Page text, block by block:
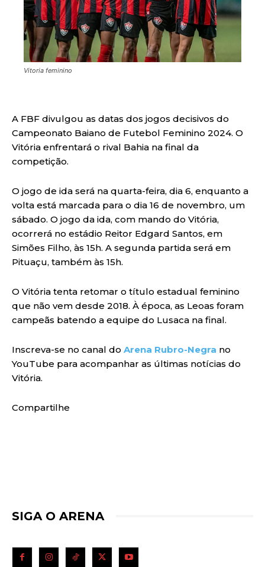
Vitoria feminino
A FBF divulgou as datas dos jogos decisivos do
Campeonato Baiano de Futebol Feminino 2024. O
Vitória enfrentará o rival Bahia na final da
competição.
O jogo de ida será na quarta-feira, dia 6, enquanto a
volta está marcada para o dia 16 de novembro, um
sábado. O jogo da ida, com mando do Vitória,
ocorrerá no estádio Reitor Edgard Santos, em
Simões Filho, às 15h. A segunda partida será em
Pituaçu, também às 15h.
O Vitória tenta retomar o título estadual feminino
que não vem desde 2018. À época, as Leoas foram
campeãs batendo a equipe do Lusaca na final.
Inscreva-se no canal do Arena Rubro-Negra no
YouTube para acompanhar as últimas notícias do
Vitória.
Compartilhe
SIGA O ARENA